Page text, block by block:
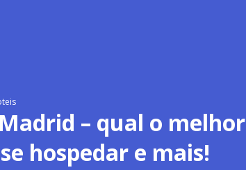
– qual o melhor
hospedar e mais!